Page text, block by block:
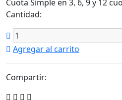
Cuota Simple en 3, 6, 9 y 12
Cantidad:
Agregar al carrito
Compartir: